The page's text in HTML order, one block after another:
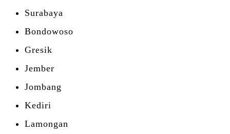
Surabaya
Bondowoso
Gresik
Jember
Jombang
Kediri
Lamongan